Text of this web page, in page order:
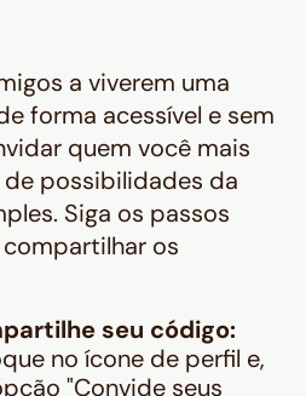
a viverem uma
forma acessível e sem
quem você mais
possibilidades da
Siga os passos
os
seu código:
no ícone de perfil e,
"Convide seus